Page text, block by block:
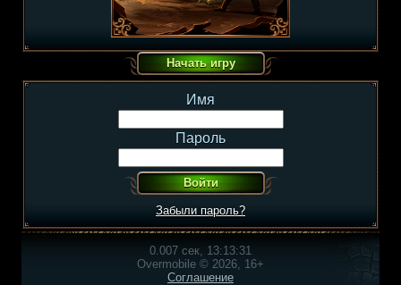
Имя
Пароль
Забыли пароль?
0.007 сек, 13:13:31
Overmobile © 2026, 16+
Соглашение